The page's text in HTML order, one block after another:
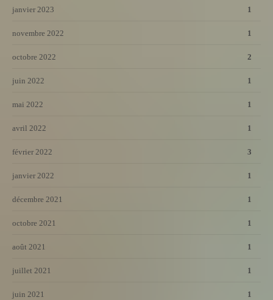
janvier 2023 1
novembre 2022 1
octobre 2022 2
juin 2022 1
mai 2022 1
avril 2022 1
février 2022 3
janvier 2022 1
décembre 2021 1
octobre 2021 1
août 2021 1
juillet 2021 1
juin 2021 1